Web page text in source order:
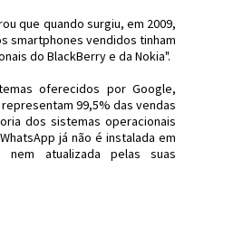
que quando surgiu, em 2009,
smartphones vendidos tinham
do BlackBerry e da Nokia".
oferecidos por Google,
99,5% das vendas
dos sistemas operacionais
já não é instalada em
nem atualizada pelas suas